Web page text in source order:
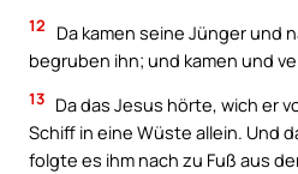
12
Da kamen seine Jünger und
begruben ihn; und kamen und
13 Da das Jesus hörte, wich er
Schiff in eine Wüste allein. Und
folgte es ihm nach zu Fuß aus